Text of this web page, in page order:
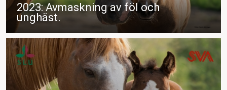
2023: Avmaskning av föl och
unghäst.